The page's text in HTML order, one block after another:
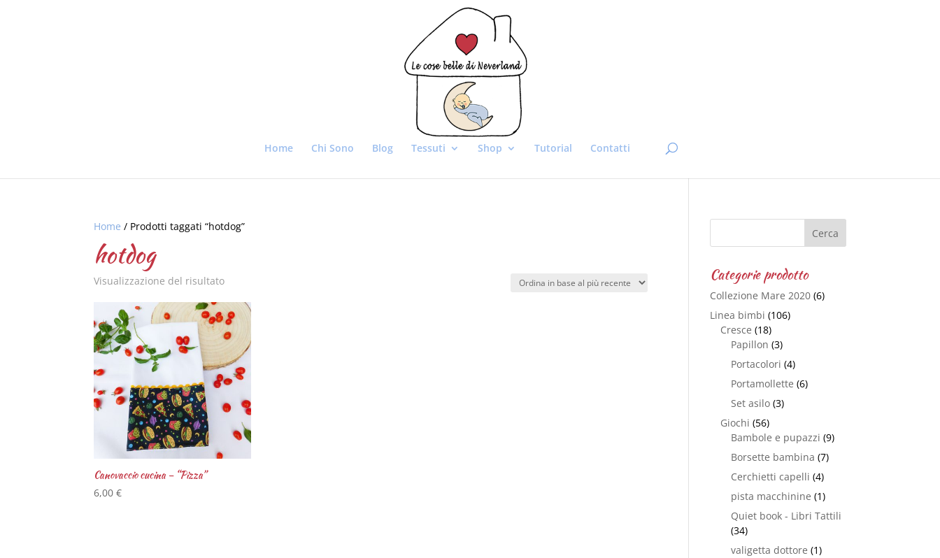
Home Chi Sono Blog Tessuti Shop Tutorial Contatti
Home / Prodotti taggati “hotdog”
hotdog
Visualizzazione del risultato
Canovaccio cucina – “Pizza”
6,00€
Categorie prodotto
Collezione Mare 2020 (6)
Linea bimbi (106)
Cresce (18)
Papillon (3)
Portacolori (4)
Portamollette (6)
Set asilo (3)
Giochi (56)
Bambole e pupazzi (9)
Borsette bambina (7)
Cerchietti capelli (4)
pista macchinine (1)
Quiet book - Libri Tattili
(34)
valigetta dottore (1)